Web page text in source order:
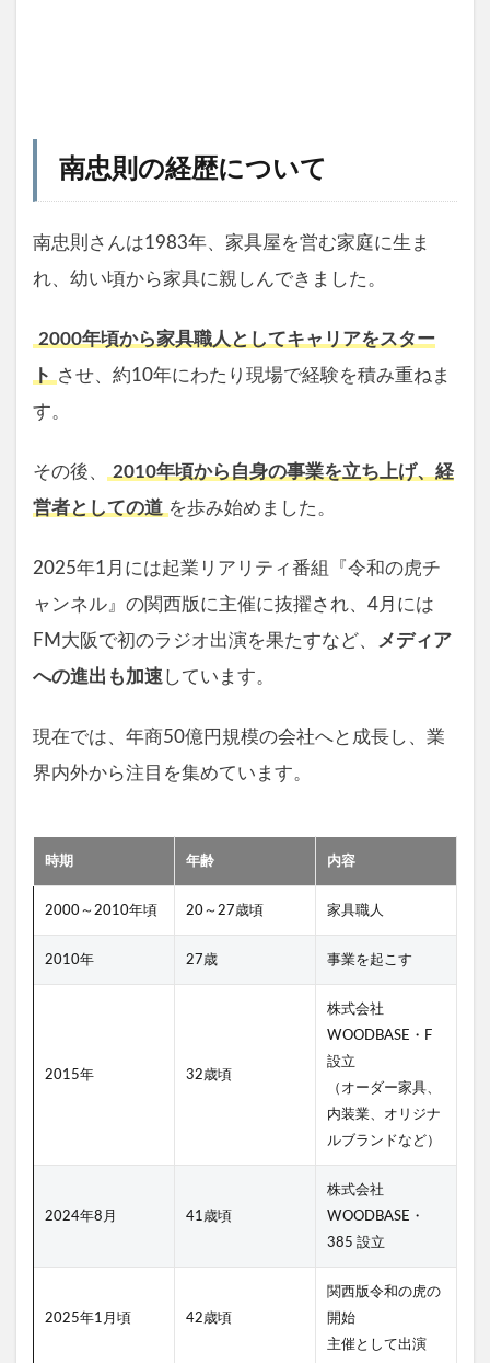
南忠則の経歴について
南忠則さんは1983年、家具屋を営む家庭に生ま
れ、幼い頃から家具に親しんできました。
2000年頃から家具職人としてキャリアをスター
ト させ、約10年にわたり現場で経験を積み重ねま
す。
その後、 2010年頃から自身の事業を立ち上げ、経
営者としての道 を歩み始めました。
2025年1月には起業リアリティ番組『令和の虎チ
ャンネル』の関西版に主催に抜擢され、4月には
FM大阪で初のラジオ出演を果たすなど、 メディア
への進出も加速 しています。
現在では、年商50億円規模の会社へと成長し、業
界内外から注目を集めています。
時期 年齢 内容
2000～2010年頃 20～27歳頃 家具職人
2010年 27歳 事業を起こす
2015年 32歳頃
株式会社
WOODBASE・F
設立
（オーダー家具、
内装業、オリジナ
ルブランドなど）
2024年8月 41歳頃
株式会社
WOODBASE・
385 設立
2025年1月頃 42歳頃
関西版令和の虎の
開始
主催として出演